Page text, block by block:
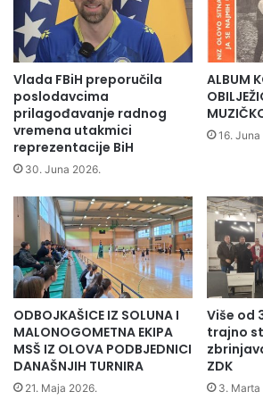
zdk.ba
impresionirana kretivnošću, timskim
učenika iz Zenice, Sarajeva, Olova,
Vareša, Breze, Nemile i Gruda, čiji su
prošli prvu fazu ocjenjivanja.
“Divno je vidjeti pozitivan uticaj koji je
učionicama širom Bosne i
Ministar Spahija Kozlić je izrazio
Vlada FBiH preporučila
poslodavcima
prilagođavanje radnog
vremena utakmici
reprezentacije BiH
30. Juna 2026.
ALBUM
16.
ODBOJKAŠICE IZ SOLUNA I
MALONOGOMETNA EKIPA
MSŠ IZ OLOVA PODBJEDNICI
DANAŠNJIH TURNIRA
21. Maja 2026.
Više od
trajno
ZDK
3. Marta